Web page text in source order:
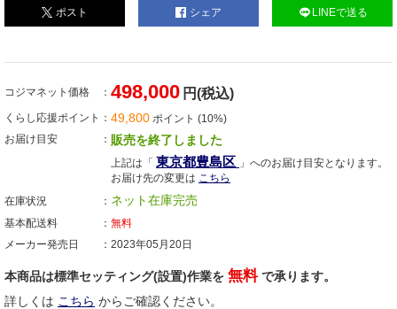
ポスト シェア LINEで送る
コジマネット価格 498,000 円(税込)
くらし応援ポイント 49,800 ポイント (10%)
お届け目安
販売を終了しました
上記は「 東京都豊島区 」へのお届け目安となります。
お届け先の変更は こちら
在庫状況
ネット在庫完売
基本配送料
無料
メーカー発売日
2023年05月20日
本商品は標準セッティング(設置)作業を 無料で承ります。
詳しくは こちら からご確認ください。